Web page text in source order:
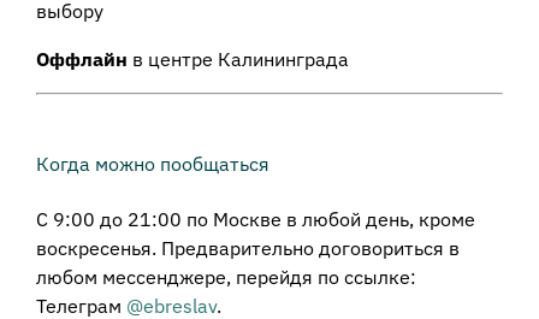
выбору
Оффлайн в центре Калининграда
Когда можно пообщаться
С 9:00 до 21:00 по Москве в любой день, кроме
воскресенья. Предварительно договориться в
любом мессенджере, перейдя по ссылке:
Телеграм @ebreslav.